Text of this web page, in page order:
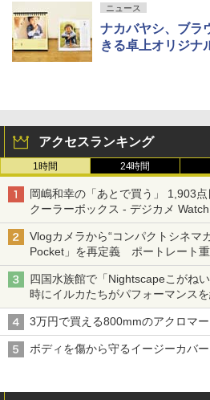
ニュース
ナカバヤシ、ブラ
きる卓上オリジナ
アクセスランキング
1時間 24時間
岡嶋和幸の「あとで買う」 1,903
クーラーボックス - デジカメ Watch
Vlogカメラから“コンパクトシネマ
Pocket」を再定義 ポートレート
四国水族館で「Nightscapeこがね
時にイルカたちがパフォーマンス
3万円で買える800mmのアクロマ
ボディを傷から守るイージーカバ